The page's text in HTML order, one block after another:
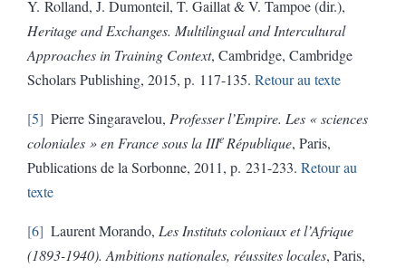
Y. Rolland, J. Dumonteil, T. Gaillat & V. Tampoe (dir.),
Heritage and Exchanges. Multilingual and Intercultural
Approaches in Training Context, Cambridge, Cambridge
Scholars Publishing, 2015, p. 117-135. Retour au texte
5 Pierre Singaravelou, Professer l’Empire. Les « sciences
coloniales » en France sous la IIIe République, Paris,
Publications de la Sorbonne, 2011, p. 231-233. Retour au
texte
6 Laurent Morando, Les Instituts coloniaux et l’Afrique
(1893-1940). Ambitions nationales, réussites locales, Paris,